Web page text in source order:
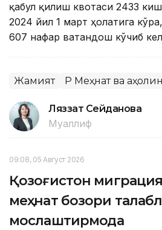
қабул қилиш квотаси 2433
2024 йил 1 март ҳолатига
607 нафар ватандош кўчиб
Жамият ҚР Меҳнат ва
Ляззат Сейданова
Муаллиф
09:08, 05 Август 2026
Қозоғистон
меҳнат бозори
мослаштирмоқда